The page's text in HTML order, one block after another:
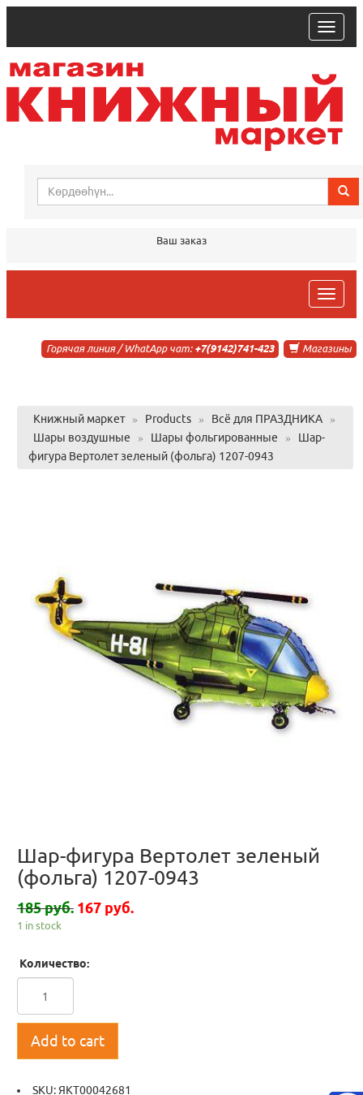
trk
Ваш заказ
trk
Магазины
Горячая линия / WhatApp чат: +7(9142)741-423
Книжный маркет » Products » Всё для ПРАЗДНИКА
»
Шары воздушные
» Шары фольгированные »
Шар-
фигура Вертолет зеленый (фольга) 1207-0943
Шар-фигура Вертолет зеленый
(фольга) 1207-0943
185 руб. 167 руб.
1 in stock
Количество:
Add to cart
SKU:ЯКТ00042681